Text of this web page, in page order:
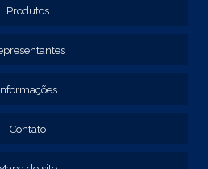
Produtos
Contato